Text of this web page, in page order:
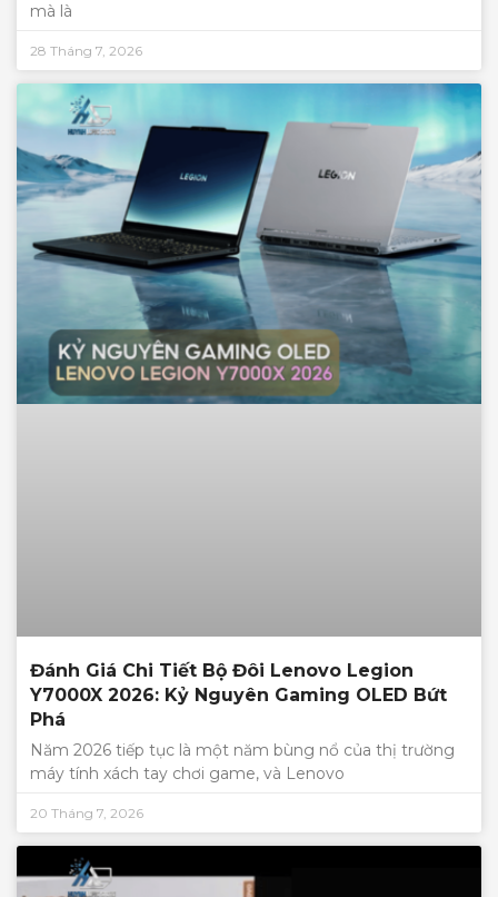
mà là
28 Tháng 7, 2026
Đánh Giá Chi Tiết Bộ Đôi Lenovo Legion
Y7000X 2026: Kỷ Nguyên Gaming OLED Bứt
Phá
Năm 2026 tiếp tục là một năm bùng nổ của thị trường
máy tính xách tay chơi game, và Lenovo
20 Tháng 7, 2026